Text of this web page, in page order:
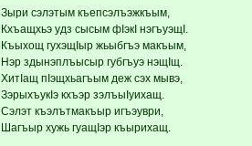
Зыри сэлэтым къепсэлъэжкъым,
Кхъащхьэ удз сысым фIэкI нэгъуэщI.
Къыхощ гухэщIыр жьыбгъэ макъым,
Нэр здынэплъысыр губгъуэ нэщIщ.
ХитIащ пIэщхьагъым деж сэх мывэ,
ЗэрыхъукIэ кхъэр зэлъыIуихащ.
Сэлэт къэлътмакъыр игъэуври,
Шагъыр хужь гуащIэр къырихащ.